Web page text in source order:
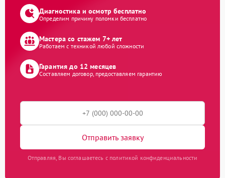
Диагностика и осмотр бесплатно
Определим причину поломки бесплатно
Мастера со стажем 7+ лет
Работаем с техникой любой сложности
Гарантия до 12 месяцев
Составляем договор, предоставляем гарантию
Отправить заявку
Отправляя, Вы соглашаетесь с политикой конфиденциальности